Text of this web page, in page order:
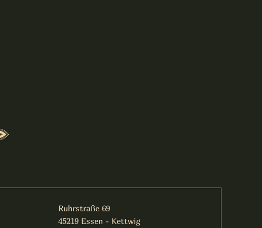
Ruhrstraße 69
45219 Essen - Kettwig